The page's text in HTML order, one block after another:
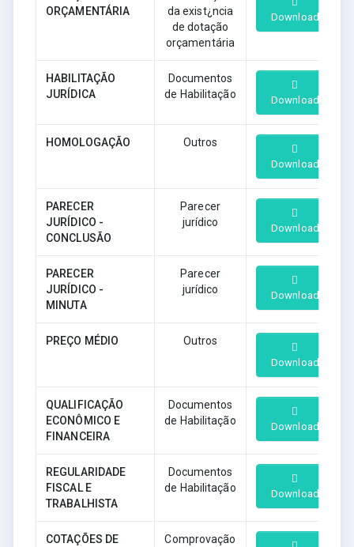
ORÇAMENTÁRIA
da exist¿ncia
de dotação
orçamentária
Download
HABILITAÇÃO
JURÍDICA
Documentos
de Habilitação
Download
HOMOLOGAÇÃO Outros
Download
PARECER
JURÍDICO -
CONCLUSÃO
Parecer
jurídico
Download
PARECER
JURÍDICO -
MINUTA
Parecer
jurídico
Download
PREÇO MÉDIO Outros
Download
QUALIFICAÇÃO
ECONÔMICO E
FINANCEIRA
Documentos
de Habilitação
Download
REGULARIDADE
FISCAL E
TRABALHISTA
Documentos
de Habilitação
Download
COTAÇÕES DE
Comprovação